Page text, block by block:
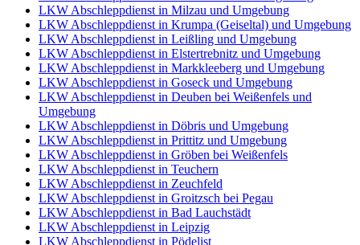
LKW Abschleppdienst in Milzau und Umgebung
LKW Abschleppdienst in Krumpa (Geiseltal) und Umgebung
LKW Abschleppdienst in Leißling und Umgebung
LKW Abschleppdienst in Elstertrebnitz und Umgebung
LKW Abschleppdienst in Markkleeberg und Umgebung
LKW Abschleppdienst in Goseck und Umgebung
LKW Abschleppdienst in Deuben bei Weißenfels und
Umgebung
LKW Abschleppdienst in Döbris und Umgebung
LKW Abschleppdienst in Prittitz und Umgebung
LKW Abschleppdienst in Gröben bei Weißenfels
LKW Abschleppdienst in Teuchern
LKW Abschleppdienst in Zeuchfeld
LKW Abschleppdienst in Groitzsch bei Pegau
LKW Abschleppdienst in Bad Lauchstädt
LKW Abschleppdienst in Leipzig
LKW Abschleppdienst in Pödelist